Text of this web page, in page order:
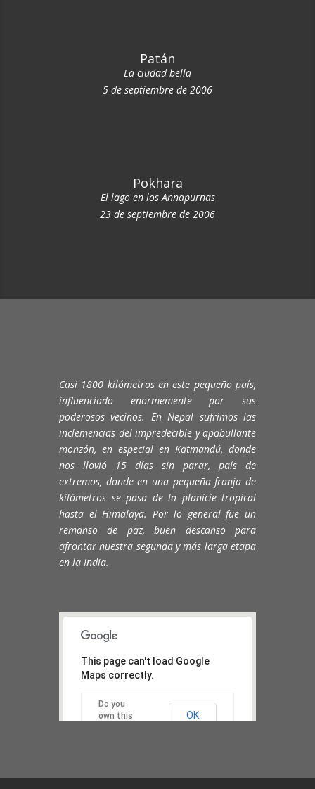
Patán
La ciudad bella
5 de septiembre de 2006
Pokhara
El lago en los Annapurnas
23 de septiembre de 2006
Casi 1800 kilómetros en este pequeño país,
influenciado enormemente por sus
poderosos vecinos. En Nepal sufrimos las
inclemencias del impredecible y apabullante
monzón, en especial en Katmandú, donde
nos llovió 15 días sin parar, país de
extremos, donde en una pequeña franja de
kilómetros se pasa de la planicie tropical
hasta el Himalaya. Por lo general fue un
remanso de paz, buen descanso para
afrontar nuestra segunda y más larga etapa
en la India.
This page can't load Google
Maps correctly.
Do you
own this
OK